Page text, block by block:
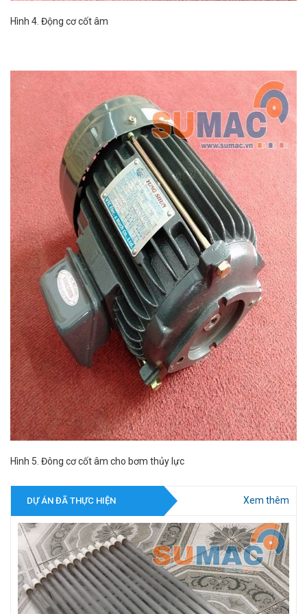
Hình 4. Động cơ cốt âm
Hình 5. Đông cơ cốt âm cho bơm thủy lực
DỰ ÁN ĐÃ THỰC HIỆN Xem thêm